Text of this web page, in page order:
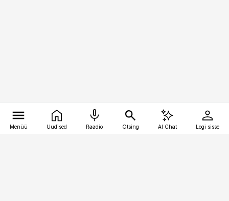
Menüü Uudised Raadio Otsing AI Chat Logi sisse